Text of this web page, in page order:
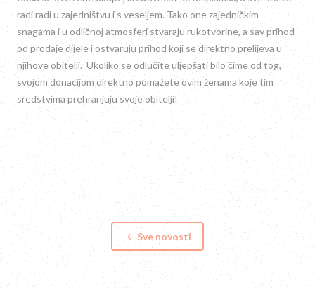
radi radi u zajedništvu i s veseljem. Tako one zajedničkim
snagama i u odličnoj atmosferi stvaraju rukotvorine, a sav prihod
od prodaje dijele i ostvaruju prihod koji se direktno prelijeva u
njihove obitelji. Ukoliko se odlučite uljepšati bilo čime od tog,
svojom donacijom direktno pomažete ovim ženama koje tim
sredstvima prehranjuju svoje obitelji!
keyboard_arrow_left Sve novosti